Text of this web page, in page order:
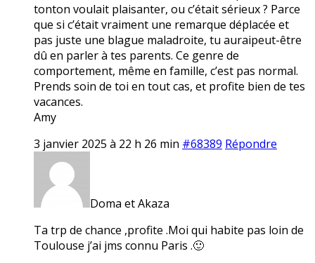
tonton voulait plaisanter, ou c’était sérieux ? Parce
que si c’était vraiment une remarque déplacée et
pas juste une blague maladroite, tu auraipeut-être
dû en parler à tes parents. Ce genre de
comportement, même en famille, c’est pas normal.
Prends soin de toi en tout cas, et profite bien de tes
vacances.
Amy
3 janvier 2025 à 22 h 26 min #68389 Répondre
Doma et Akaza
Ta trp de chance ,profite .Moi qui habite pas loin de
Toulouse j’ai jms connu Paris .🙂